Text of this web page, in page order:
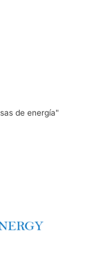
de energía"